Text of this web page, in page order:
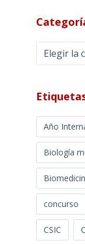
Categorías
Año
Biología
concurso
CSIC